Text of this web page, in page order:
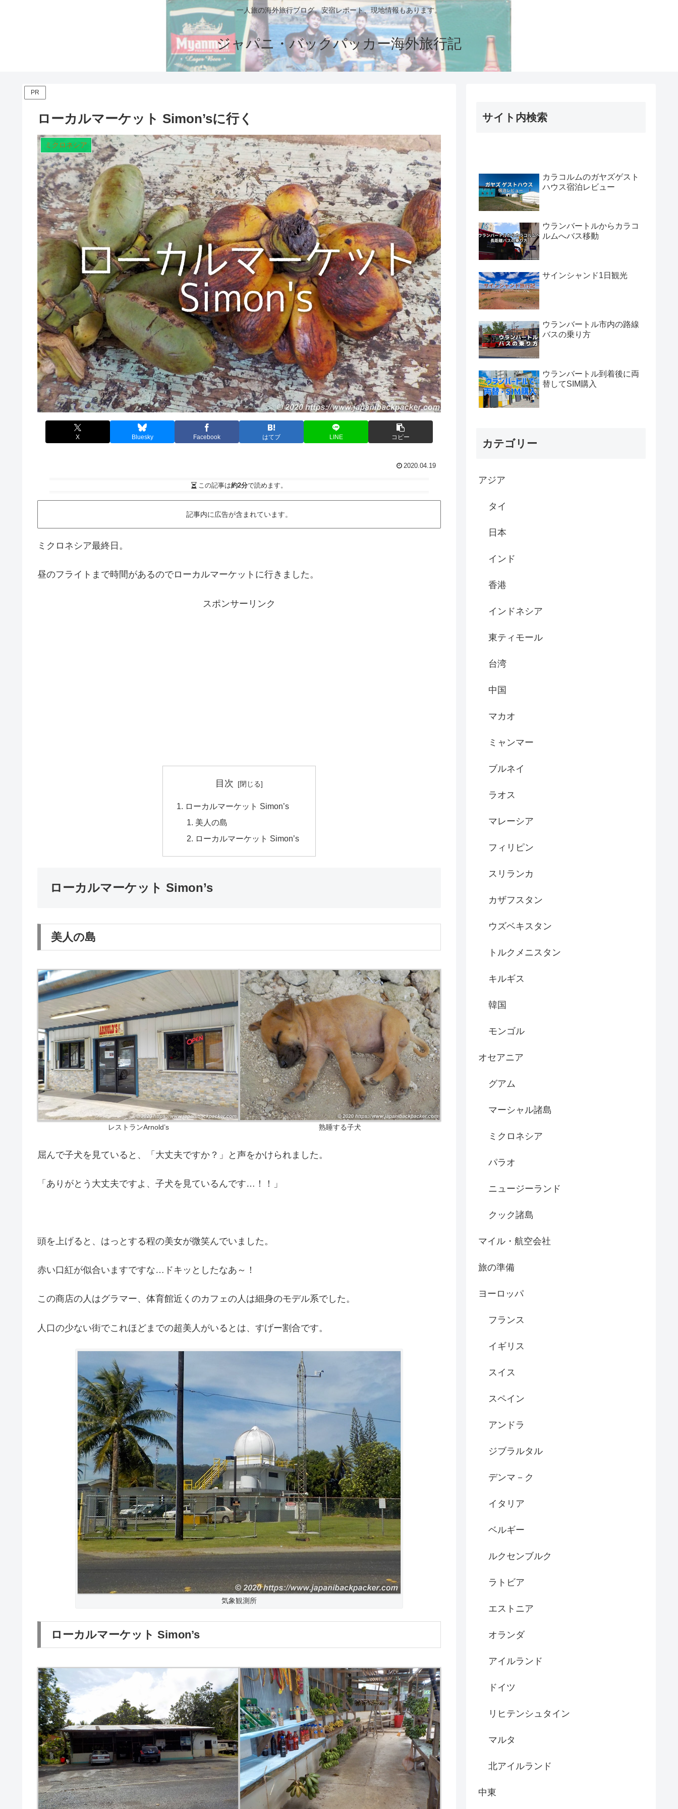
一人旅の海外旅行ブログ。安宿レポート、現地情報もあります。
ジャパニ・バックパッカー海外旅行記
PR
ローカルマーケット Simon’sに行く
ミクロネシア
X Bluesky Facebook はてブ LINE コピー
2020.04.19
この記事は約2分で読めます。
記事内に広告が含まれています。
ミクロネシア最終日。
昼のフライトまで時間があるのでローカルマーケットに行きました。
スポンサーリンク
目次
ローカルマーケット Simon’s
美人の島
ローカルマーケット Simon’s
ローカルマーケット Simon’s
美人の島
レストランArnold’s 熟睡する子犬
屈んで子犬を見ていると、「大丈夫ですか？」と声をかけられました。
「ありがとう大丈夫ですよ、子犬を見ているんです…！！」
頭を上げると、はっとする程の美女が微笑んでいました。
赤い口紅が似合いますですな…ドキッとしたなあ～！
この商店の人はグラマー、体育館近くのカフェの人は細身のモデル系でした。
人口の少ない街でこれほどまでの超美人がいるとは、すげー割合です。
気象観測所
ローカルマーケット Simon’s
サイト内検索
カラコルムのガヤズゲスト
ハウス宿泊レビュー
ウランバートルからカラコ
ルムへバス移動
サインシャンド1日観光
ウランバートル市内の路線
バスの乗り方
ウランバートル到着後に両
替してSIM購入
カテゴリー
アジア
タイ
日本
インド
香港
インドネシア
東ティモール
台湾
中国
マカオ
ミャンマー
ブルネイ
ラオス
マレーシア
フィリピン
スリランカ
カザフスタン
ウズベキスタン
トルクメニスタン
キルギス
韓国
モンゴル
オセアニア
グアム
マーシャル諸島
ミクロネシア
パラオ
ニュージーランド
クック諸島
マイル・航空会社
旅の準備
ヨーロッパ
フランス
イギリス
スイス
スペイン
アンドラ
ジブラルタル
デンマ－ク
イタリア
ベルギー
ルクセンブルク
ラトビア
エストニア
オランダ
アイルランド
ドイツ
リヒテンシュタイン
マルタ
北アイルランド
中東